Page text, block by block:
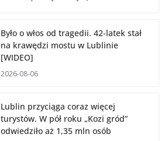
Było o włos od tragedii. 42-latek stał
na krawędzi mostu w Lublinie
[WIDEO]
2026-08-06
Lublin przyciąga coraz więcej
turystów. W pół roku „Kozi gród”
odwiedziło aż 1,35 mln osób